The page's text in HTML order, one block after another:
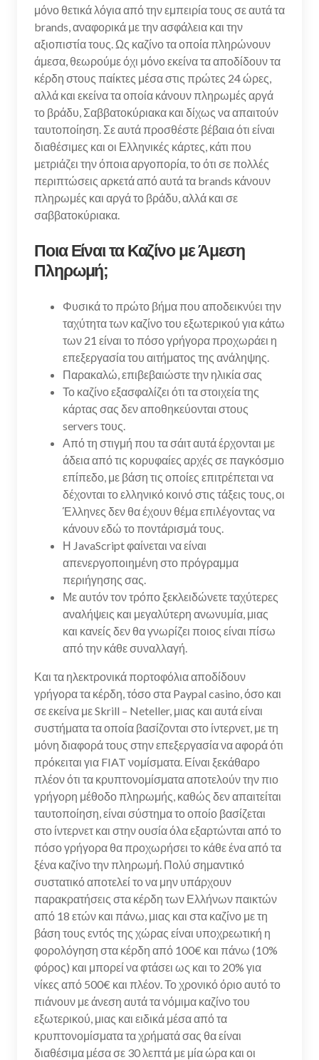
μόνο θετικά λόγια από την εμπειρία τους σε αυτά τα
brands, αναφορικά με την ασφάλεια και την
αξιοπιστία τους. Ως καζίνο τα οποία πληρώνουν
άμεσα, θεωρούμε όχι μόνο εκείνα τα αποδίδουν τα
κέρδη στους παίκτες μέσα στις πρώτες 24 ώρες,
αλλά και εκείνα τα οποία κάνουν πληρωμές αργά
το βράδυ, Σαββατοκύριακα και δίχως να απαιτούν
ταυτοποίηση. Σε αυτά προσθέστε βέβαια ότι είναι
διαθέσιμες και οι Ελληνικές κάρτες, κάτι που
μετριάζει την όποια αργοπορία, το ότι σε πολλές
περιπτώσεις αρκετά από αυτά τα brands κάνουν
πληρωμές και αργά το βράδυ, αλλά και σε
σαββατοκύριακα.
Ποια Είναι τα Καζίνο με Άμεση
Πληρωμή;
Φυσικά το πρώτο βήμα που αποδεικνύει την
ταχύτητα των καζίνο του εξωτερικού για κάτω
των 21 είναι το πόσο γρήγορα προχωράει η
επεξεργασία του αιτήματος της ανάληψης.
Παρακαλώ, επιβεβαιώστε την ηλικία σας
Το καζίνο εξασφαλίζει ότι τα στοιχεία της
κάρτας σας δεν αποθηκεύονται στους
servers τους.
Από τη στιγμή που τα σάιτ αυτά έρχονται με
άδεια από τις κορυφαίες αρχές σε παγκόσμιο
επίπεδο, με βάση τις οποίες επιτρέπεται να
δέχονται το ελληνικό κοινό στις τάξεις τους, οι
Έλληνες δεν θα έχουν θέμα επιλέγοντας να
κάνουν εδώ το ποντάρισμά τους.
Η JavaScript φαίνεται να είναι
απενεργοποιημένη στο πρόγραμμα
περιήγησης σας.
Με αυτόν τον τρόπο ξεκλειδώνετε ταχύτερες
αναλήψεις και μεγαλύτερη ανωνυμία, μιας
και κανείς δεν θα γνωρίζει ποιος είναι πίσω
από την κάθε συναλλαγή.
Και τα ηλεκτρονικά πορτοφόλια αποδίδουν
γρήγορα τα κέρδη, τόσο στα Paypal casino, όσο και
σε εκείνα με Skrill – Neteller, μιας και αυτά είναι
συστήματα τα οποία βασίζονται στο ίντερνετ, με τη
μόνη διαφορά τους στην επεξεργασία να αφορά ότι
πρόκειται για FIAT νομίσματα. Είναι ξεκάθαρο
πλέον ότι τα κρυπτονομίσματα αποτελούν την πιο
γρήγορη μέθοδο πληρωμής, καθώς δεν απαιτείται
ταυτοποίηση, είναι σύστημα το οποίο βασίζεται
στο ίντερνετ και στην ουσία όλα εξαρτώνται από το
πόσο γρήγορα θα προχωρήσει το κάθε ένα από τα
ξένα καζίνο την πληρωμή. Πολύ σημαντικό
συστατικό αποτελεί το να μην υπάρχουν
παρακρατήσεις στα κέρδη των Ελλήνων παικτών
από 18 ετών και πάνω, μιας και στα καζίνο με τη
βάση τους εντός της χώρας είναι υποχρεωτική η
φορολόγηση στα κέρδη από 100€ και πάνω (10%
φόρος) και μπορεί να φτάσει ως και το 20% για
νίκες από 500€ και πλέον. Το χρονικό όριο αυτό το
πιάνουν με άνεση αυτά τα νόμιμα καζίνο του
εξωτερικού, μιας και ειδικά μέσα από τα
κρυπτονομίσματα τα χρήματά σας θα είναι
διαθέσιμα μέσα σε 30 λεπτά με μία ώρα και οι